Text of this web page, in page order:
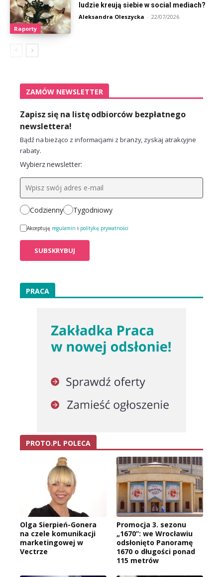
Raporty
ludzie kreują siebie w social mediach?
Aleksandra Oleszycka - 22/07/2026
ZAMÓW NEWSLETTER
Zapisz się na listę odbiorców bezpłatnego
newslettera!
Bądź na bieżąco z informacjami z branży, zyskaj atrakcyjne
rabaty.
Wybierz newsletter:
Codzienny Tygodniowy
Akceptuję regulamin i politykę prywatności
PRACA
PROTO.PL POLECA
Olga Sierpień-Gonera
na czele komunikacji
marketingowej w
Vectrze
Promocja 3. sezonu
„1670”: we Wrocławiu
odsłonięto Panoramę
1670 o długości ponad
115 metrów